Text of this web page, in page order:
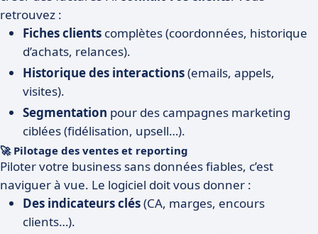
retrouvez :
Fiches clients complètes (coordonnées, historique
d’achats, relances).
Historique des interactions(emails, appels,
visites).
Segmentation pour des campagnes marketing
ciblées (fidélisation, upsell…).
🚀 Pilotage des ventes et reporting
Piloter votre business sans données fiables, c’est
naviguer à vue. Le logiciel doit vous donner :
Des indicateurs clés(CA, marges, encours
clients…).